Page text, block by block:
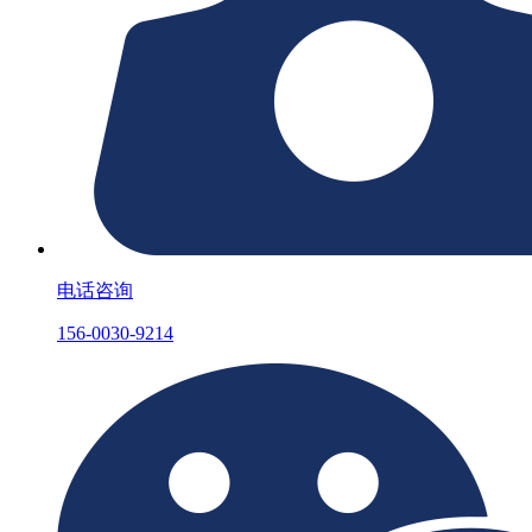
电话咨询
156-0030-9214